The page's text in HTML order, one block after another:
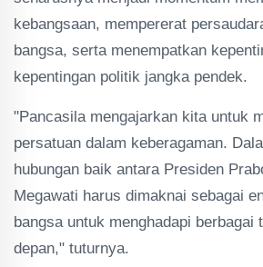
kebangsaan, mempererat
bangsa, serta menempatkan
kepentingan politik jangka pendek.
"Pancasila mengajarkan kita untuk
persatuan dalam keberagaman.
hubungan baik antara Presiden
Megawati harus dimaknai sebagai
bangsa untuk menghadapi berbagai
depan," tuturnya.